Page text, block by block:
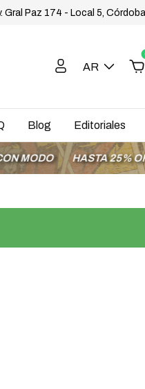
Gral Paz 174 - Local 5, Córdoba.
AR
Blog Editoriales
HASTA 25% OFF EN